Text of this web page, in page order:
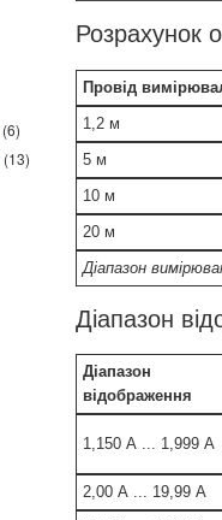
(6)
(13)
Розрахунок
Провід
1,2 м
5 м
10 м
20 м
Діапазон
Діапазон
Діапазон
відображення
1,150 А ... 1,999 А
2,00 А ... 19,99 А